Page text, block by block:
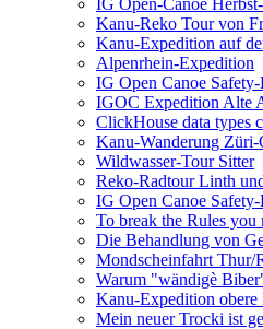
IG Open-Canoe
Kanu-Reko Tour von
Kanu-Expedition auf
Alpenrhein-Expedition
IG Open Canoe
IGOC Expedition Alte
ClickHouse data types
Kanu-Wanderung Züri-
Wildwasser-Tour Sitter
Reko-Radtour Linth
IG Open Canoe
To break the Rules you
Die Behandlung von
Mondscheinfahrt Thur/
Warum "wändigè
Kanu-Expedition obere
Mein neuer Trocki ist